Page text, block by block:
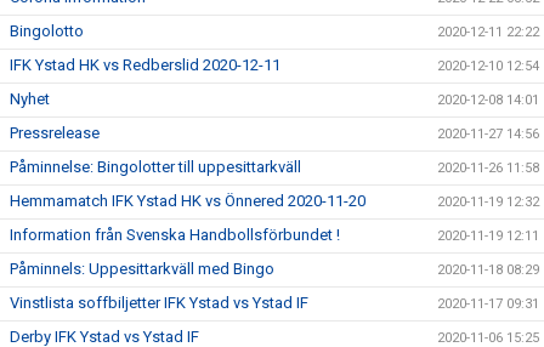
Bingolotto 2020-12-11 22:22
IFK Ystad HK vs Redberslid 2020-12-11 2020-12-10 12:54
Nyhet 2020-12-08 14:01
Pressrelease 2020-11-27 14:56
Påminnelse: Bingolotter till uppesittarkväll 2020-11-26 11:58
Hemmamatch IFK Ystad HK vs Önnered 2020-11-20 2020-11-19 12:32
Information från Svenska Handbollsförbundet ! 2020-11-19 12:11
Påminnels: Uppesittarkväll med Bingo 2020-11-18 08:29
Vinstlista soffbiljetter IFK Ystad vs Ystad IF 2020-11-17 09:31
Derby IFK Ystad vs Ystad IF 2020-11-06 15:25